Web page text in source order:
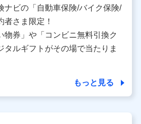
社・提携会社の保険その他に関する
、また維持管理等の委託業務遂行の
付帯、関連する当社、株式会社NTT
社のサービスを案内、提供するため
したサービス利用履歴、ウェブサイ
履歴、ご契約内容等のパーソナルデ
客さまの趣味・嗜好・傾向に応じた
続き・管理等付帯業務を行うため
ナビの「自動車保険/バイク保険/
者さま限定！
物券」や「コンビニ無料引換ク
タルギフトがその場で当たりま
もっと見る